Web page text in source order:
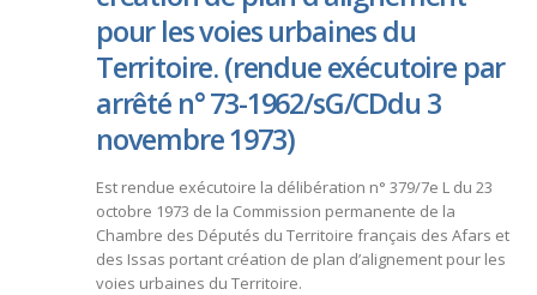
pour les voies urbaines du
Territoire. (rendue exécutoire par
arrêté n° 73-1962/sG/CDdu 3
novembre 1973)
Est rendue exécutoire la délibération n° 379/7e L du 23
octobre 1973 de la Commission permanente de la
Chambre des Députés du Territoire français des Afars et
des Issas portant création de plan d’alignement pour les
voies urbaines du Territoire.